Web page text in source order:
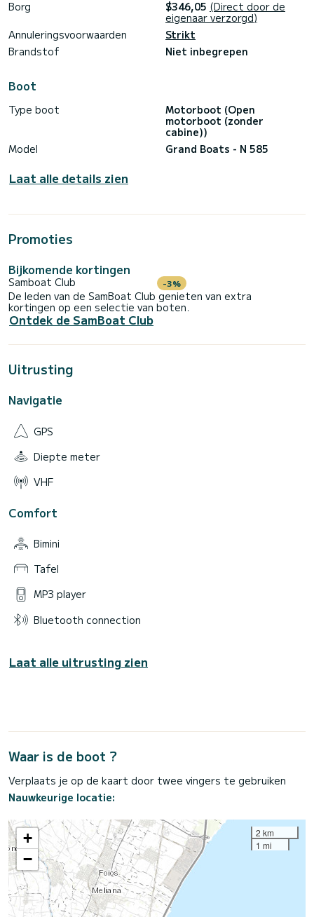
Borg
$346,05 (Direct door de
eigenaar verzorgd)
Annuleringsvoorwaarden
Strikt
Brandstof
Niet inbegrepen
Boot
Type boot
Motorboot (Open
motorboot (zonder
cabine))
Model
Grand Boats - N 585
Laat alle details zien
Promoties
Bijkomende kortingen
Samboat Club -3%
De leden van de SamBoat Club genieten van extra
kortingen op een selectie van boten.
Ontdek de SamBoat Club
Uitrusting
Navigatie
GPS
Diepte meter
VHF
Comfort
Bimini
Tafel
MP3 player
Bluetooth connection
Laat alle uitrusting zien
Waar is de boot ?
Verplaats je op de kaart door twee vingers te gebruiken
Nauwkeurige locatie:
+
−
2 km
1 mi